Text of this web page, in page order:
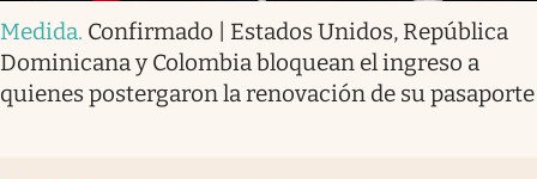
Medida. Confirmado | Estados Unidos, República
Dominicana y Colombia bloquean el ingreso a
quienes postergaron la renovación de su pasaporte